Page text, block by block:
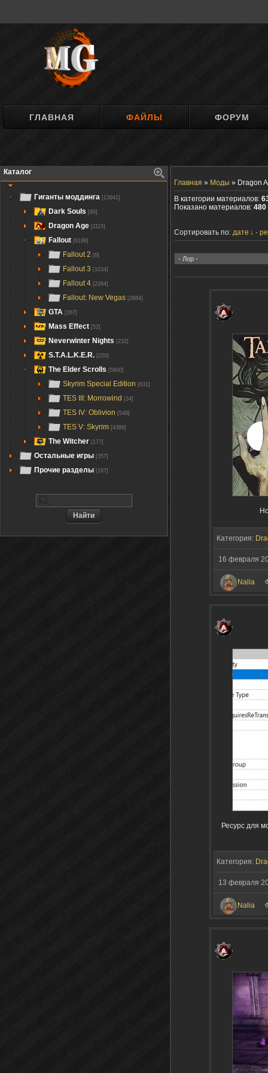
ГЛАВНАЯ ФАЙЛЫ ФОРУМ
Каталог
Гиганты моддинга [13941]
Dark Souls [90]
Dragon Age [1115]
Fallout [6188]
Fallout 2 [6]
Fallout 3 [1034]
Fallout 4 [2264]
Fallout: New Vegas [2884]
GTA [267]
Mass Effect [52]
Neverwinter Nights [232]
S.T.A.L.K.E.R. [220]
The Elder Scrolls [5600]
Skyrim Special Edition [631]
TES III: Morrowind [34]
TES IV: Oblivion [549]
TES V: Skyrim [4386]
The Witcher [177]
Остальные игры [357]
Прочие разделы [167]
Главная » Моды » Dragon
В категории материалов:
Показано материалов: 480
Сортировать по: дате
Категория:
16 февраля
Nalia
Ресурс для
Категория:
13 февраля
Nalia